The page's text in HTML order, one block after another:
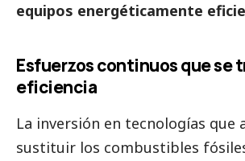
equipos energéticamente
Esfuerzos continuos que se
eficiencia
La inversión en tecnologías que
sustituir los combustibles